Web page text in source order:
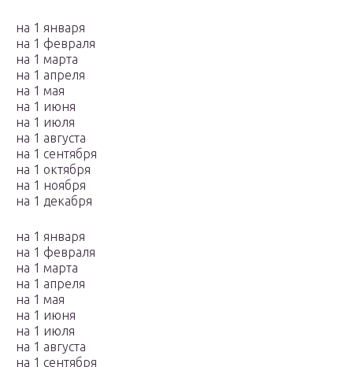
на 1 января
на 1 февраля
на 1 марта
на 1 апреля
на 1 мая
на 1 июня
на 1 июля
на 1 августа
на 1 сентября
на 1 октября
на 1 ноября
на 1 декабря
на 1 января
на 1 февраля
на 1 марта
на 1 апреля
на 1 мая
на 1 июня
на 1 июля
на 1 августа
на 1 сентября